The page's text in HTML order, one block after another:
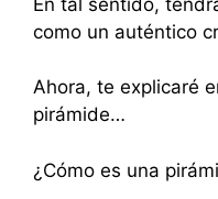
como un auténtico
Ahora, te explicaré
pirámide…
¿Cómo es una